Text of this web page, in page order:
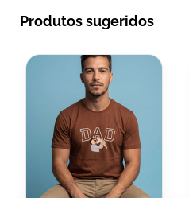
Produtos sugeridos